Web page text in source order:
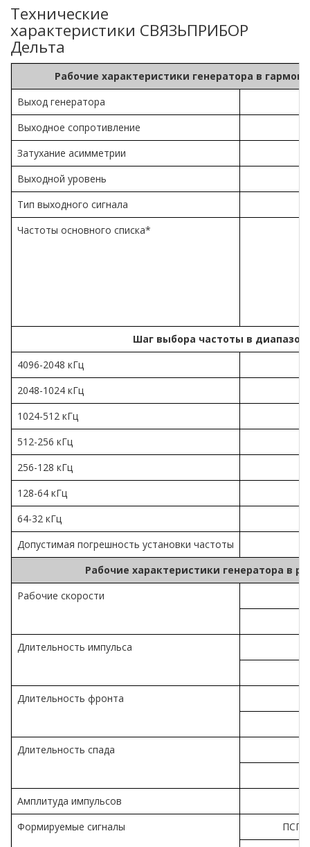
Технические
характеристики СВЯЗЬПРИБОР
Дельта
Рабочие характеристики генератора в
Выход генератора
Выходное сопротивление
Затухание асимметрии
Выходной уровень
Тип выходного сигнала
Частоты основного списка*
Шаг выбора частоты в
4096-2048 кГц
2048-1024 кГц
1024-512 кГц
512-256 кГц
256-128 кГц
128-64 кГц
64-32 кГц
Допустимая погрешность установки частоты
Рабочие характеристики генератора в
Рабочие скорости
Длительность импульса
Длительность фронта
Длительность спада
Амплитуда импульсов
Формируемые cигналы
ПСП